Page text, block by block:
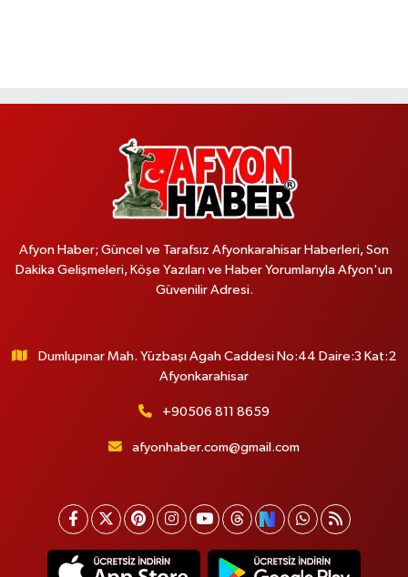
Afyon Haber; Güncel ve Tarafsız Afyonkarahisar Haberleri, Son
Dakika Gelişmeleri, Köşe Yazıları ve Haber Yorumlarıyla Afyon'un
Güvenilir Adresi.
Dumlupınar Mah. Yüzbaşı Agah Caddesi No:44 Daire:3 Kat:2
Afyonkarahisar
+90506 811 8659
afyonhaber.com@gmail.com